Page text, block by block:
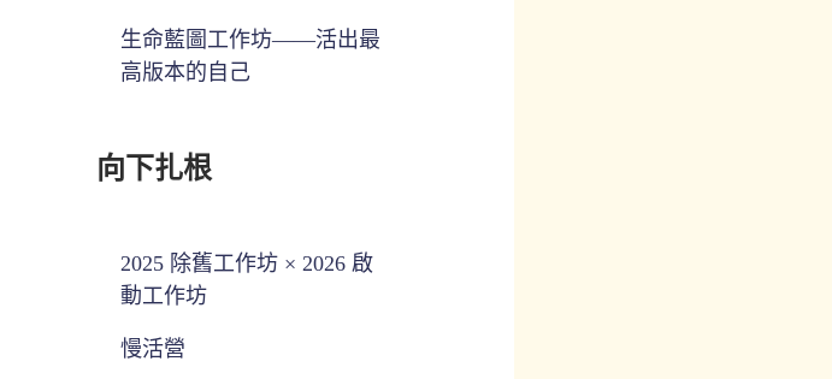
生命藍圖工作坊——活出最
高版本的自己
向下扎根
2025 除舊工作坊 × 2026 啟
動工作坊
慢活營